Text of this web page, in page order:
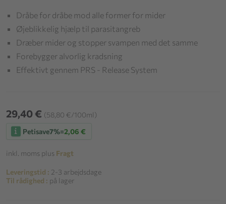
Dråbe for dråbe mod alle former for mider
Øjeblikkelig hjælp til parasitangreb
Dræber mider og stopper svampen med det samme
Forebygger alvorlig kradsning
Effektivt gennem PRS - Release System
29,40 € (58,80 €/100ml)
Petisave7%=2,06 €
inkl. moms plus Fragt
Leveringstid : 2-3 arbejdsdage
Til rådighed : på lager